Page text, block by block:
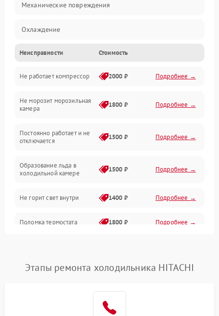
Механические повреждения
Охлаждение
Механика
Электропитание
Дренаж
Неисправности Стоимость
Не работает компрессор 2000 ₽ Подробнее →
Не морозит морозильная
камера
1800 ₽ Подробнее →
Постоянно работает и не
отключается
1500 ₽ Подробнее →
Образование льда в
холодильной камере
1500 ₽ Подробнее →
Не горит свет внутри 1400 ₽ Подробнее →
Поломка термостата 1800 ₽ Подробнее →
Поломка системы No Frost 2600 ₽ Подробнее →
Этапы ремонта холодильника HITACHI